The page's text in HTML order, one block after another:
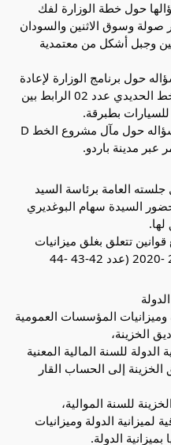
حول خطة الوزارة لفك
وسوق الاثنين والسودان
وجبل أشكل من معتمدية
حول برنامج الوزارة لإعادة
تنشيط مطار طبرقة عين دراهم والخط الحديدي عدد 02 الرابط بين
بطبرقة.
النائب ظافر الصغيري : تمحور سؤاله حول مآل مشروع الخط D
عبر مدينة باردو.
العامة برئاسة السيد
السيدة سهام البوغديري
تتعلق بغلق ميزانيات
الدولة لسنوات 2017 -2018 -2019 -2020 (عدد 42-43 -44
وميزانيات المؤسسات العمومية
الخزينة،
للسنة المالية المعنية
إلى الحساب القار
للسنة الموالية،
لميزانية الدولة وميزانيات
الدولة.